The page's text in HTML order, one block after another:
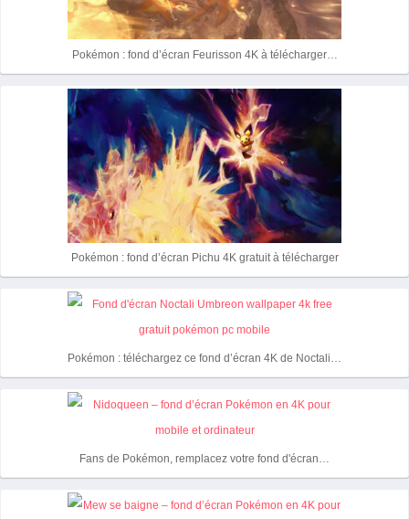
Pokémon : fond d’écran Feurisson 4K à télécharger…
Pokémon : fond d’écran Pichu 4K gratuit à télécharger
Pokémon : téléchargez ce fond d’écran 4K de Noctali…
Fans de Pokémon, remplacez votre fond d'écran…